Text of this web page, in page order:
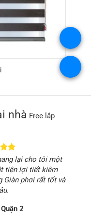
nhà Free lắp
lại cho tôi một
tiện lợi tiết kiêm
Giàn phơi rất tốt và
2